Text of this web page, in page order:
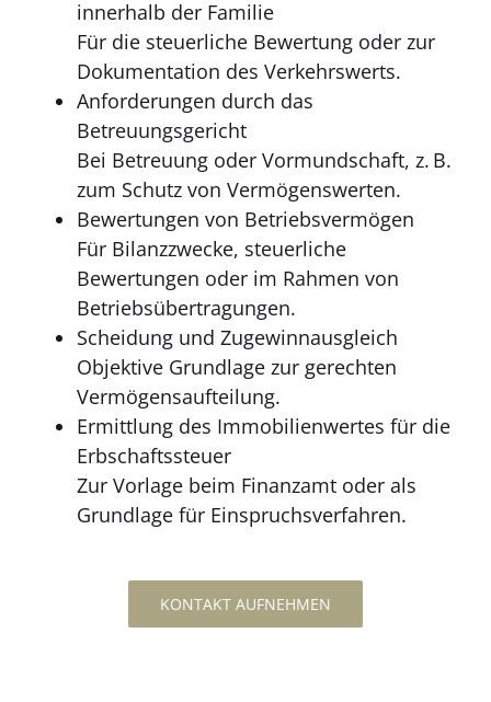
innerhalb der Familie
Für die steuerliche Bewertung oder zur
Dokumentation des Verkehrswerts.
Anforderungen durch das
Betreuungsgericht
Bei Betreuung oder Vormundschaft, z. B.
zum Schutz von Vermögenswerten.
Bewertungen von Betriebsvermögen
Für Bilanzzwecke, steuerliche
Bewertungen oder im Rahmen von
Betriebsübertragungen.
Scheidung und Zugewinnausgleich
Objektive Grundlage zur gerechten
Vermögensaufteilung.
Ermittlung des Immobilienwertes für die
Erbschaftssteuer
Zur Vorlage beim Finanzamt oder als
Grundlage für Einspruchsverfahren.
KONTAKT AUFNEHMEN